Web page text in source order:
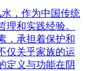
，作为中国传统
和实践经验。
，承担着保护和
仅关乎家族的运
定义与功能在阴